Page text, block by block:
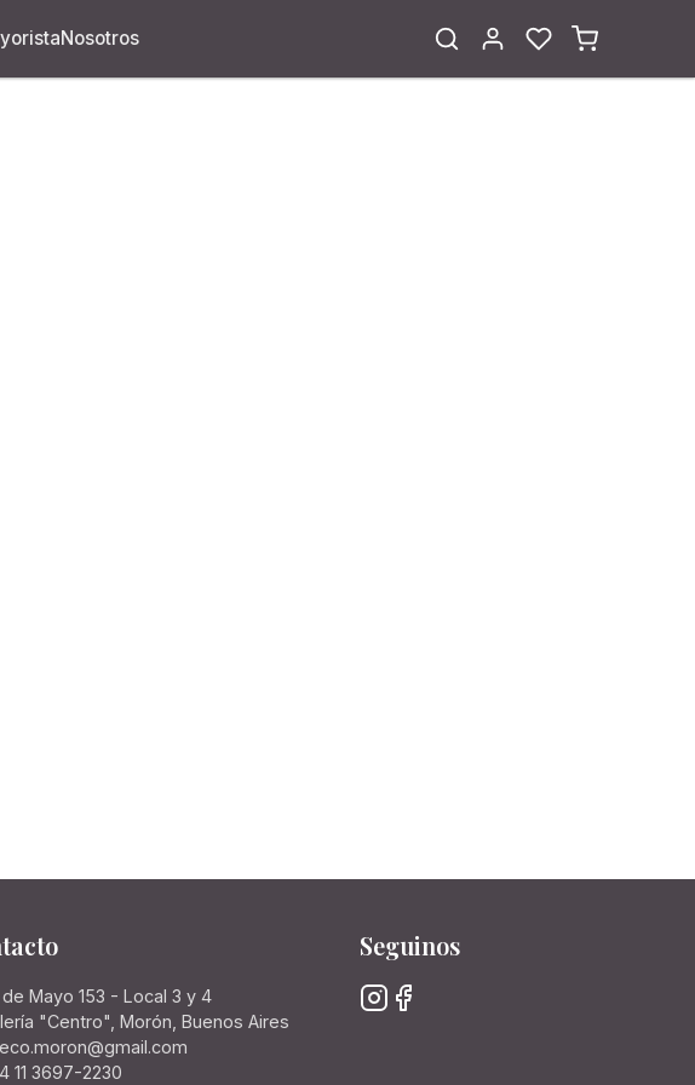
Nosotros
Mayo 153 - Local 3 y 4
"Centro", Morón, Buenos Aires
11 3697-2230
Seguinos